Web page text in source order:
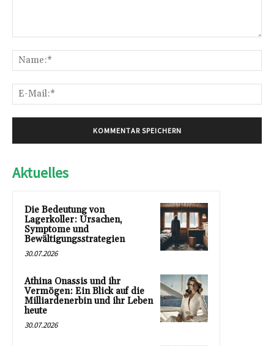
Aktuelles
Die Bedeutung von
Lagerkoller: Ursachen,
Symptome und
Bewältigungsstrategien
30.07.2026
Athina Onassis und ihr
Vermögen: Ein Blick auf die
Milliardenerbin und ihr Leben
heute
30.07.2026